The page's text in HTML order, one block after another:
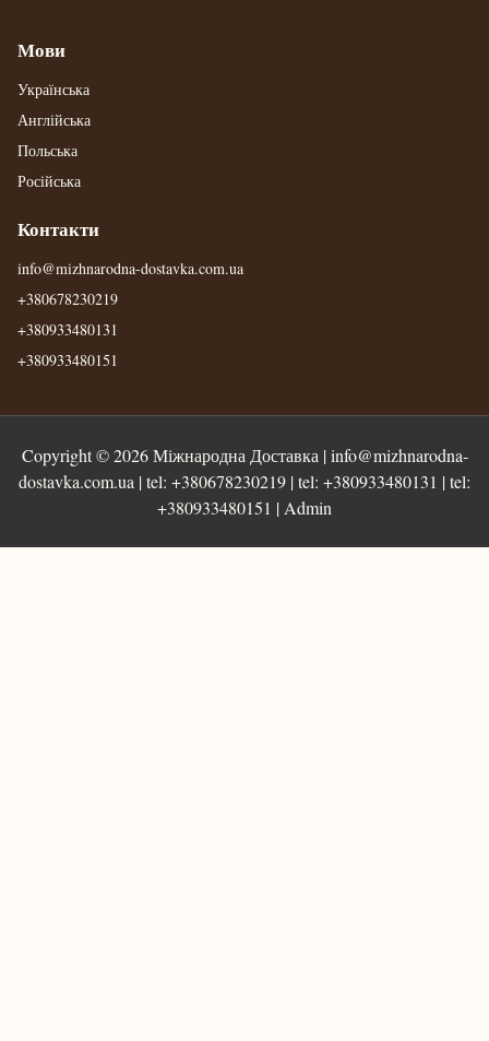
Мови
Українська
Англійська
Польська
Російська
Контакти
info@mizhnarodna-dostavka.com.ua
+380678230219
+380933480131
+380933480151
Copyright © 2026 Міжнародна Доставка |info@mizhnarodna-
dostavka.com.ua | tel: +380678230219 | tel: +380933480131 | tel:
+380933480151 | Admin